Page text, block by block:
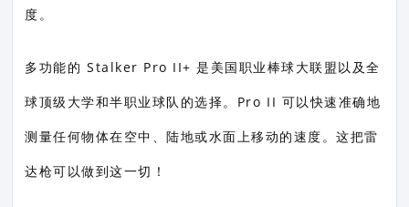
度。
多功能的 Stalker Pro II+ 是美国职业棒球大联盟以及全
球顶级大学和半职业球队的选择。Pro II 可以快速准确地
测量任何物体在空中、陆地或水面上移动的速度。这把雷
达枪可以做到这一切！